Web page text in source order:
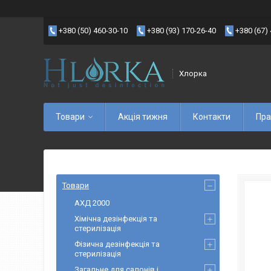
+380 (50) 460-30-10 +380 (93) 170-26-40 +380 (67)
Хлорка
Товари Акція тижня Контакти
Товари
АХД 2000
Хімічна дезінфекція та
стерилізація
Фізична дезінфекція та
стерилізація